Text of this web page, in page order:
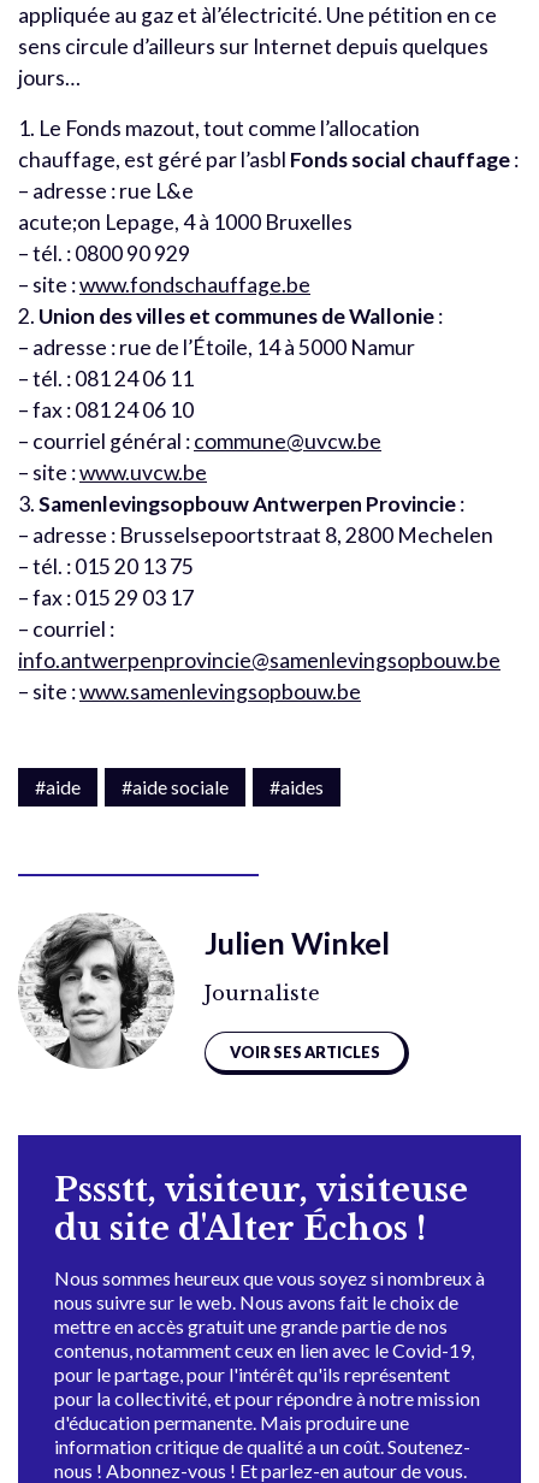
appliquée au gaz et àl’électricité. Une pétition en ce
sens circule d’ailleurs sur Internet depuis quelques
jours…
1. Le Fonds mazout, tout comme l’allocation
chauffage, est géré par l’asbl Fonds social chauffage:
– adresse : rue L&e
acute;on Lepage, 4 à 1000 Bruxelles
– tél. : 0800 90 929
– site :www.fondschauffage.be
2. Union des villes et communes de Wallonie:
– adresse : rue de l’Étoile, 14 à 5000 Namur
– tél. : 081 24 06 11
– fax : 081 24 06 10
– courriel général :commune@uvcw.be
– site :www.uvcw.be
3.Samenlevingsopbouw Antwerpen Provincie:
– adresse : Brusselsepoortstraat 8, 2800 Mechelen
– tél. : 015 20 13 75
– fax : 015 29 03 17
– courriel :
info.antwerpenprovincie@samenlevingsopbouw.be
– site :www.samenlevingsopbouw.be
#aide #aide sociale #aides
Julien Winkel
Journaliste
VOIR SES ARTICLES
Pssstt, visiteur, visiteuse
du site d'Alter Échos !
Nous sommes heureux que vous soyez si nombreux à
nous suivre sur le web. Nous avons fait le choix de
mettre en accès gratuit une grande partie de nos
contenus, notamment ceux en lien avec le Covid-19,
pour le partage, pour l'intérêt qu'ils représentent
pour la collectivité, et pour répondre à notre mission
d'éducation permanente. Mais produire une
information critique de qualité a un coût. Soutenez-
nous ! Abonnez-vous ! Et parlez-en autour de vous.